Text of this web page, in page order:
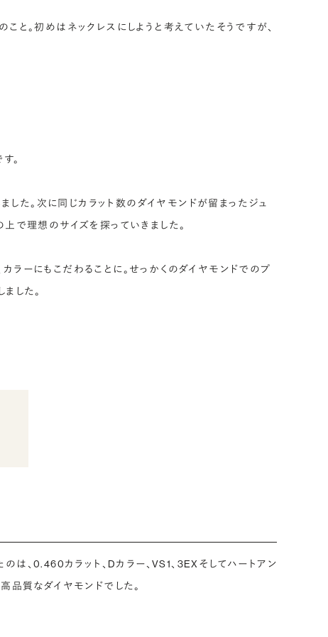
と。初めはネックレスにしようと考えていたそうですが、
。
した。次に同じカラット数のダイヤモンドが留まったジュ
で理想のサイズを探っていきました。
ーにもこだわることに。せっかくのダイヤモンドでのプ
した。
、0.460カラット、Dカラー、VS1、3EXそしてハートアン
品質なダイヤモンドでした。